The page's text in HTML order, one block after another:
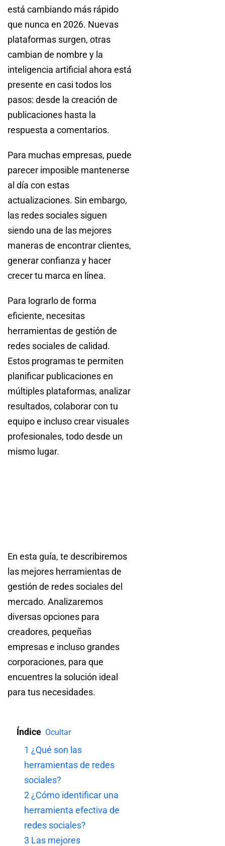
está cambiando más rápido
que nunca en 2026. Nuevas
plataformas surgen, otras
cambian de nombre y la
inteligencia artificial ahora está
presente en casi todos los
pasos: desde la creación de
publicaciones hasta la
respuesta a comentarios.
Para muchas empresas, puede
parecer imposible mantenerse
al día con estas
actualizaciones. Sin embargo,
las redes sociales siguen
siendo una de las mejores
maneras de encontrar clientes,
generar confianza y hacer
crecer tu marca en línea.
Para lograrlo de forma
eficiente, necesitas
herramientas de gestión de
redes sociales de calidad.
Estos programas te permiten
planificar publicaciones en
múltiples plataformas, analizar
resultados, colaborar con tu
equipo e incluso crear visuales
profesionales, todo desde un
mismo lugar.
En esta guía, te describiremos
las mejores herramientas de
gestión de redes sociales del
mercado. Analizaremos
diversas opciones para
creadores, pequeñas
empresas e incluso grandes
corporaciones, para que
encuentres la solución ideal
para tus necesidades.
Índice Ocultar
1 ¿Qué son las
herramientas de redes
sociales?
2¿Cómo identificar una
herramienta efectiva de
redes sociales?
3 Las mejores